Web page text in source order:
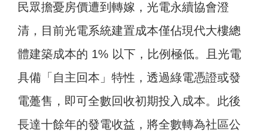
民眾擔憂房價遭到轉嫁，光電永續協會澄
清，目前光電系統建置成本僅佔現代大樓總
體建築成本的 1% 以下，比例極低。且光電
具備「自主回本」特性，透過綠電憑證或發
電躉售，即可全數回收初期投入成本。此後
長達十餘年的發電收益，將全數轉為社區公